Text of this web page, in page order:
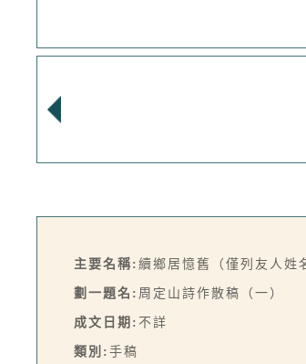
主要名稱: 續鄉居憶舊（僅列友人姓
劃一題名: 周定山詩作散稿（一）
成文日期: 不詳
類別: 手稿